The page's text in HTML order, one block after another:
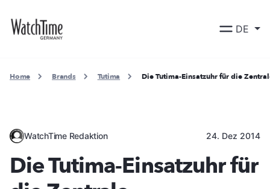
DE
Home Brands Tutima Die Tutima-Einsatzuhr für die
WatchTime Redaktion 24. Dez 2014
Die Tutima-Einsatzuhr für